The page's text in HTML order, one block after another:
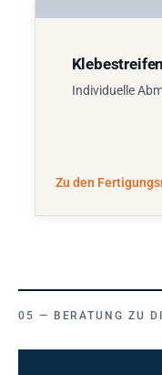
Klebestreifen
Individuelle
Zu den
BERATUNG ZU